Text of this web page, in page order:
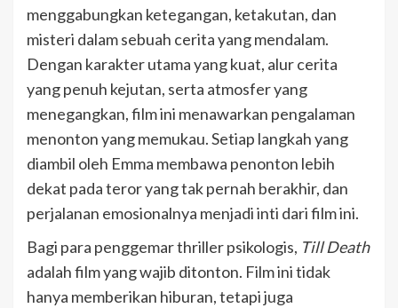
menggabungkan ketegangan, ketakutan, dan
misteri dalam sebuah cerita yang mendalam.
Dengan karakter utama yang kuat, alur cerita
yang penuh kejutan, serta atmosfer yang
menegangkan, film ini menawarkan pengalaman
menonton yang memukau. Setiap langkah yang
diambil oleh Emma membawa penonton lebih
dekat pada teror yang tak pernah berakhir, dan
perjalanan emosionalnya menjadi inti dari film ini.
Bagi para penggemar thriller psikologis, Till Death
adalah film yang wajib ditonton. Film ini tidak
hanya memberikan hiburan, tetapi juga